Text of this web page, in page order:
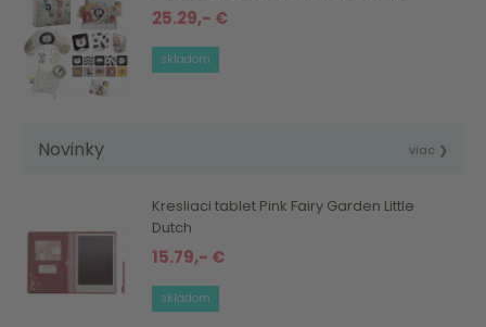
25.29,- €
skladom
Novinky viac ❯
Kresliaci tablet Pink Fairy Garden Little
Dutch
15.79,- €
skladom